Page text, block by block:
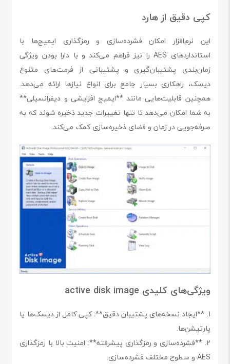
کپی دقیق از هارد
این نرم‌افزار امکان فشرده‌سازی و رمزگذاری ایمیج‌ها با
استانداردهای AES را نیز فراهم می‌کند و با دارا بودن ویژگی
زمان‌بندی پشتیبان‌گیری و پشتیبانی از فرمت‌های متنوع
دیسک، راهکاری بسیار جامع برای انواع نیازها ارائه می‌دهد.
همچنین قابلیت‌هایی مانند **ایمیج افزایشی و دیفرانسیلی**
به شما امکان می‌دهد تا تنها تغییرات جدید ذخیره شوند که به
صرفه‌جویی در زمان و فضای ذخیره‌سازی کمک می‌کند.
ویژگی‌های کلیدی active disk image
1. **ایجاد نسخه‌های پشتیبان دقیق**: کپی کامل از دیسک‌ها یا
پارتیشن‌ها.
2. **فشرده‌سازی و رمزگذاری پیشرفته**: امنیت بالا با رمزگذاری
AES و سطوح مختلف فشرده‌سازی.